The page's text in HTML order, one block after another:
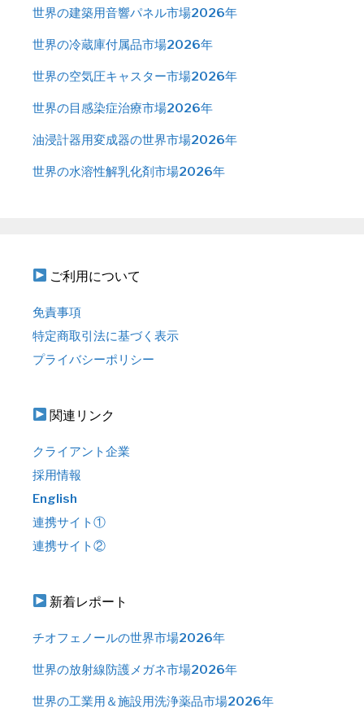
世界の建築用音響パネル市場2026年
世界の冷蔵庫付属品市場2026年
世界の空気圧キャスター市場2026年
世界の目感染症治療市場2026年
油浸計器用変成器の世界市場2026年
世界の水溶性解乳化剤市場2026年
ご利用について
免責事項
特定商取引法に基づく表示
プライバシーポリシー
関連リンク
クライアント企業
採用情報
English
連携サイト①
連携サイト②
新着レポート
チオフェノールの世界市場2026年
世界の放射線防護メガネ市場2026年
世界の工業用＆施設用洗浄薬品市場2026年